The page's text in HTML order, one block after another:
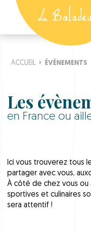
ACCUEIL › ÉVÈNEMENTS
Les
en France ou
Ici vous trouverez tous
partager avec vous,
À côté de chez vous ou
sportives et culinaires
sera attentif !